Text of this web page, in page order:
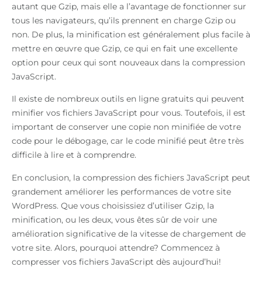
autant que Gzip, mais elle a l’avantage de fonctionner sur
tous les navigateurs, qu’ils prennent en charge Gzip ou
non. De plus, la minification est généralement plus facile à
mettre en œuvre que Gzip, ce qui en fait une excellente
option pour ceux qui sont nouveaux dans la compression
JavaScript.
Il existe de nombreux outils en ligne gratuits qui peuvent
minifier vos fichiers JavaScript pour vous. Toutefois, il est
important de conserver une copie non minifiée de votre
code pour le débogage, car le code minifié peut être très
difficile à lire et à comprendre.
En conclusion, la compression des fichiers JavaScript peut
grandement améliorer les performances de votre site
WordPress. Que vous choisissiez d’utiliser Gzip, la
minification, ou les deux, vous êtes sûr de voir une
amélioration significative de la vitesse de chargement de
votre site. Alors, pourquoi attendre? Commencez à
compresser vos fichiers JavaScript dès aujourd’hui!